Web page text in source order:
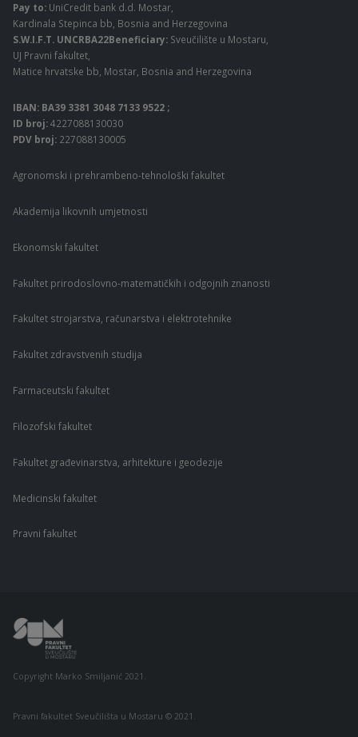
Pay to: UniCredit bank d.d. Mostar,
Kardinala Stepinca bb, Bosnia and Herzegovina
S.W.I.F.T. UNCRBA22Beneficiary: Sveučilište u Mostaru,
UJ Pravni fakultet,
Matice hrvatske bb, Mostar, Bosnia and Herzegovina
IBAN: BA39 3381 3048 7133 9522 ;
ID broj:4227088130030
PDV broj: 227088130005
Agronomski i prehrambeno-tehnološki fakultet
Akademija likovnih umjetnosti
Ekonomski fakultet
Fakultet prirodoslovno-matematičkih i odgojnih znanosti
Fakultet strojarstva, računarstva i elektrotehnike
Fakultet zdravstvenih studija
Farmaceutski fakultet
Filozofski fakultet
Fakultet građevinarstva, arhitekture i geodezije
Medicinski fakultet
Pravni fakultet
Copyright Marko Smiljanić 2021.
Pravni fakultet Sveučilišta u Mostaru © 2021.